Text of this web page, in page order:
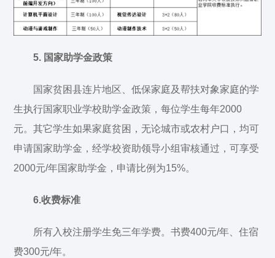
5. 国家助学金政策
国家贫困县连片地区、低保家庭及帮扶对象家庭的学
生执行国家职业学校助学金政策，每位学生每年2000
元。其它学生如果家庭贫困，无论城市或农村户口，均可
申请国家助学金，经学校资助领导小组审核通过，可享受
2000元/年国家助学金，申请比例为15%。
6.收费标准
所有入校注册学生免三年学费。书费400元/年、住宿
费300元/年。